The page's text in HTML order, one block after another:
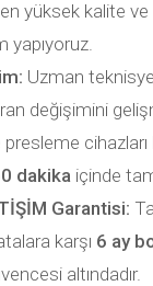
en yüksek kalite
yapıyoruz.
Uzman
değişimini
cihazları
dakika içinde
Garantisi:
karşı 6 ay
altındadır.